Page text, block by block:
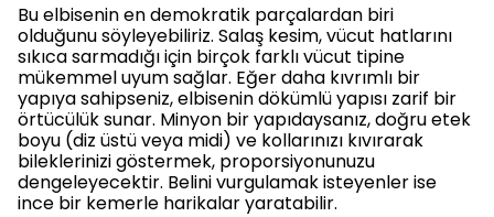
Bu elbisenin en demokratik parçalardan biri
olduğunu söyleyebiliriz. Salaş kesim, vücut hatlarını
sıkıca sarmadığı için birçok farklı vücut tipine
mükemmel uyum sağlar. Eğer daha kıvrımlı bir
yapıya sahipseniz, elbisenin dökümlü yapısı zarif bir
örtücülük sunar. Minyon bir yapıdaysanız, doğru etek
boyu (diz üstü veya midi) ve kollarınızı kıvırarak
bileklerinizi göstermek, proporsiyonunuzu
dengeleyecektir. Belini vurgulamak isteyenler ise
ince bir kemerle harikalar yaratabilir.